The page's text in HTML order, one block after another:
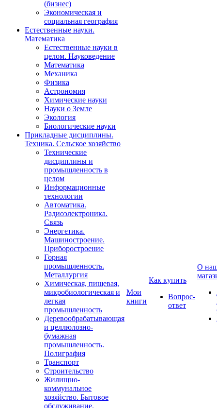
(бизнес)
Экономическая и
социальная география
Естественные науки.
Математика
Естественные науки в
целом. Науковедение
Математика
Механика
Физика
Астрономия
Химические науки
Науки о Земле
Экология
Биологические науки
Прикладные дисциплины.
Техника. Сельское хозяйство
Технические
дисциплины и
промышленность в
целом
Информационные
технологии
Автоматика.
Радиоэлектроника.
Связь
Энергетика.
Машиностроение.
Приборостроение
Горная
промышленность.
Металлургия
Химическая, пищевая,
микробиологическая и
легкая
промышленность
Деревообрабатывающая
и целлюлозно-
бумажная
промышленность.
Полиграфия
Транспорт
Строительство
Жилищно-
коммунальное
хозяйство. Бытовое
обслуживание.
Мои
книги
Как купить
Вопрос-
ответ
О